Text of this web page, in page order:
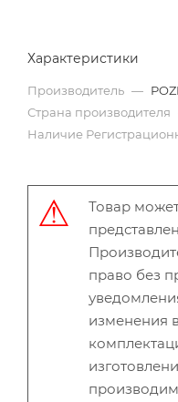
Характеристики
Производитель —
Страна производителя
Наличие
Товар
право без
изменения